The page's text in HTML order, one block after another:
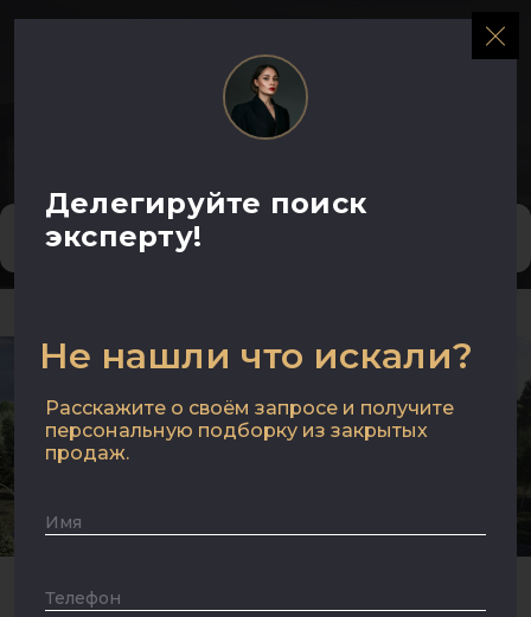
МЕНЮ
Жилая недвижимость
Тип сделки
Тип недвижимости
Общая площадь, м
Ремонт
Район
Показать фильтры
ПРОДАЖА ЗЕМЕЛЬНОГО УЧАСТКА
Делегируйте поиск
эксперту!
Не нашли что искали?
Расскажите о своём запросе и получите
персональную подборку из закрытых
продаж.
Имя
Телефон